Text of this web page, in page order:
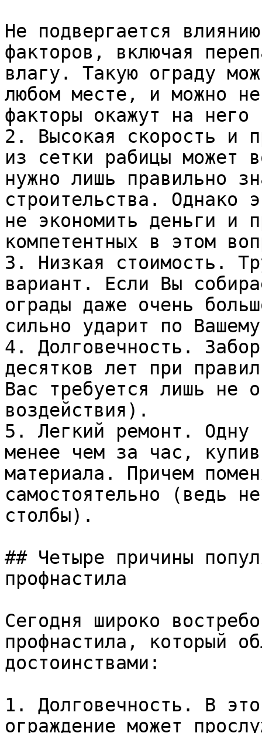
Не подвергается
факторов, включая
влагу. Такую ограду
любом месте, и можно
факторы окажут на него
2. Высокая скорость и
из сетки рабицы может
нужно лишь правильно
строительства. Однако
не экономить деньги и
компетентных в этом
3. Низкая стоимость.
вариант. Если Вы
ограды даже очень
сильно ударит по
4. Долговечность.
десятков лет при
Вас требуется лишь не
воздействия).
5. Легкий ремонт. Одну
менее чем за час, купив
материала. Причем
самостоятельно (ведь
столбы).
## Четыре причины
профнастила
Сегодня широко
профнастила, который
достоинствами:
1. Долговечность. В
ограждение может